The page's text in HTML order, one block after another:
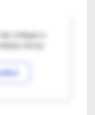
colegas o